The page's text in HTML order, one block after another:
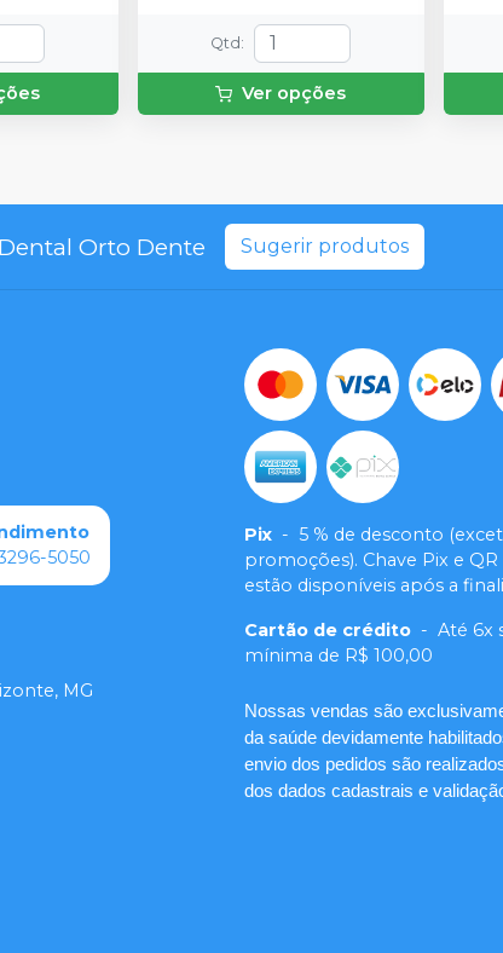
Qtd :
Ver opções
Dental Orto Dente Sugerir produtos
5050
MG
Pix - 5 % de desconto
promoções). Chave Pix e
estão disponíveis após a
Cartão de crédito - Até 6x
mínima de R$ 100,00
Nossas vendas são
da saúde devidamente
envio dos pedidos são
dos dados cadastrais e